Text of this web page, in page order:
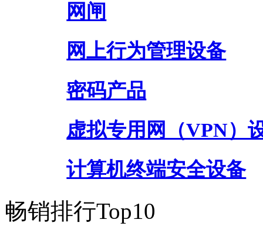
网闸
网上行为管理设备
密码产品
虚拟专用网（VPN）
计算机终端安全设备
畅销排行Top10